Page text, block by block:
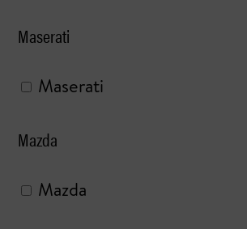
Maserati
Maserati
Mazda
Mazda